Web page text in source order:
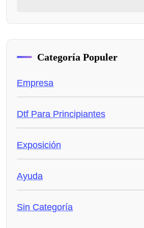
Categoría Populer
Empresa
Dtf Para Principiantes
Exposición
Ayuda
Sin Categoría